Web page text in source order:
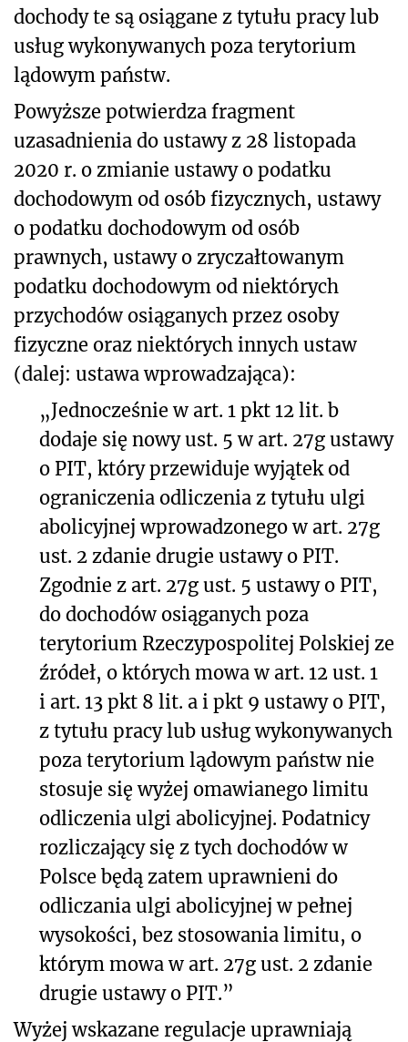
dochody te są osiągane z tytułu pracy lub
usług wykonywanych poza terytorium
lądowym państw.
Powyższe potwierdza fragment
uzasadnienia do ustawy z 28 listopada
2020 r. o zmianie ustawy o podatku
dochodowym od osób fizycznych, ustawy
o podatku dochodowym od osób
prawnych, ustawy o zryczałtowanym
podatku dochodowym od niektórych
przychodów osiąganych przez osoby
fizyczne oraz niektórych innych ustaw
(dalej: ustawa wprowadzająca):
„Jednocześnie w art. 1 pkt 12 lit. b
dodaje się nowy ust. 5 w art. 27g ustawy
o PIT, który przewiduje wyjątek od
ograniczenia odliczenia z tytułu ulgi
abolicyjnej wprowadzonego w art. 27g
ust. 2 zdanie drugie ustawy o PIT.
Zgodnie z art. 27g ust. 5 ustawy o PIT,
do dochodów osiąganych poza
terytorium Rzeczypospolitej Polskiej ze
źródeł, o których mowa w art. 12 ust. 1
i art. 13 pkt 8 lit. a i pkt 9 ustawy o PIT,
z tytułu pracy lub usług wykonywanych
poza terytorium lądowym państw nie
stosuje się wyżej omawianego limitu
odliczenia ulgi abolicyjnej. Podatnicy
rozliczający się z tych dochodów w
Polsce będą zatem uprawnieni do
odliczania ulgi abolicyjnej w pełnej
wysokości, bez stosowania limitu, o
którym mowa w art. 27g ust. 2 zdanie
drugie ustawy o PIT.”
Wyżej wskazane regulacje uprawniają